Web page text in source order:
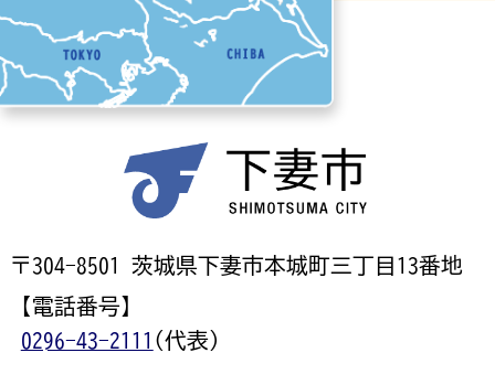
〒304-8501 茨城県下妻市本城町三丁目13番地
【電話番号】
0296-43-2111 (代表)